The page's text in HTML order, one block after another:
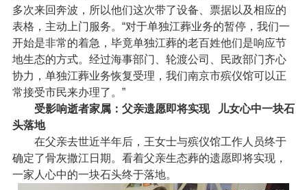
多次来回奔波，所以他们这次带了设备、票据以及相应的
表格，主动上门服务。“对于单独江葬业务的暂停，我们一
开始是非常的着急，毕竟单独江葬的老百姓他们是响应节
地生态的方式。经过海事部门、轮渡公司、民政部门齐心
协力，单独江葬业务恢复受理，我们南京市殡仪馆可以正
常接受市民来办理了。”
受影响逝者家属：父亲遗愿即将实现 儿女心中一块石
头落地
在父亲去世近半年后，王女士与殡仪馆工作人员终于
确定了骨灰撒江日期。看着父亲生态葬的遗愿即将实现，
一家人心中的一块石头终于落地。